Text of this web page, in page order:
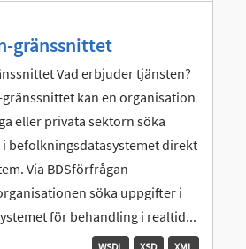
gränssnittet
Vad erbjuder tjänsten?
kan en organisation
eller privata sektorn söka
befolkningsdatasystemet direkt
Via BDSförfrågan-
söka uppgifter i
för behandling i realtid...